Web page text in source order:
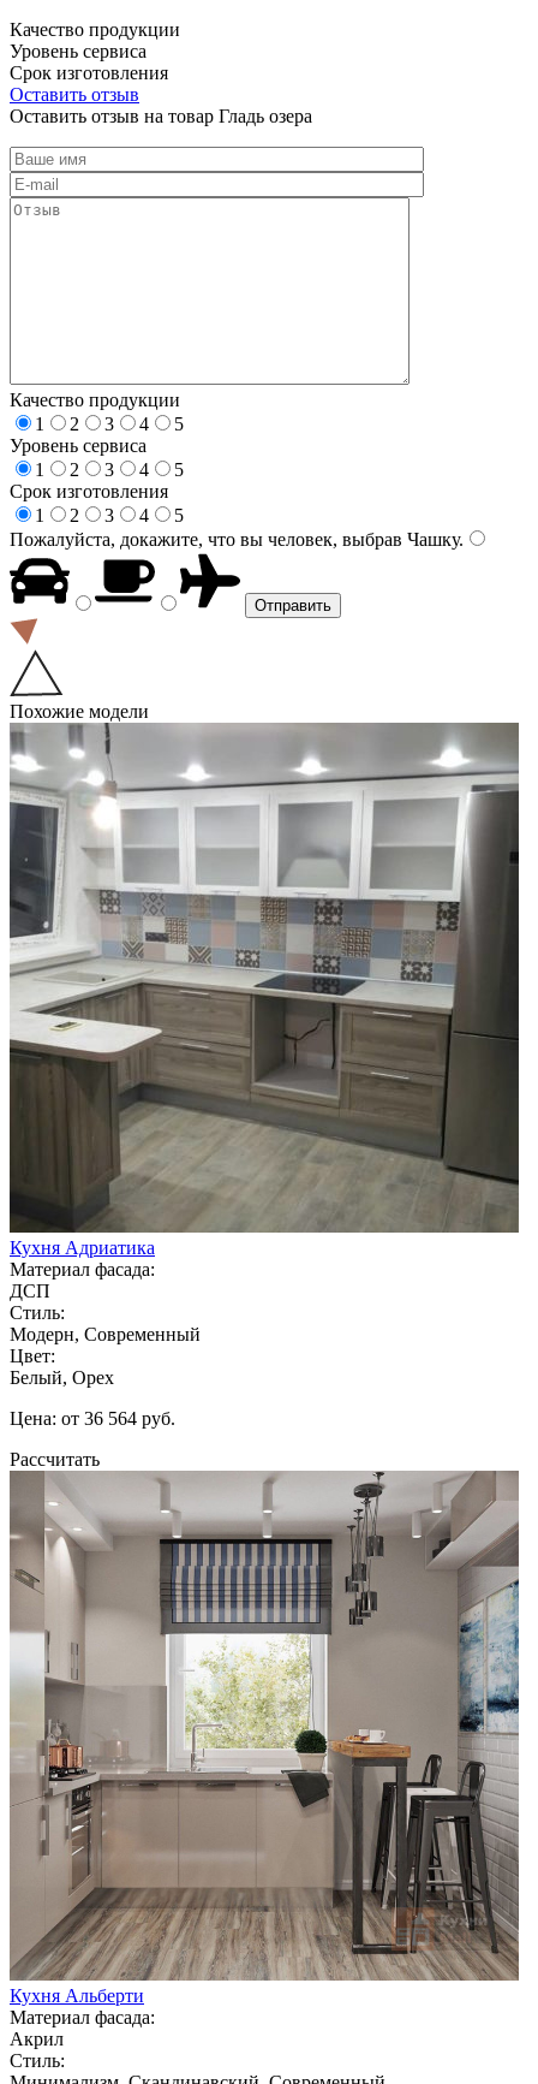
Качество продукции
Уровень сервиса
Срок изготовления
Оставить отзыв
Оставить отзыв на товар Гладь озера
Качество продукции
1
2 3 4
5
Уровень сервиса
1
2 3 4
5
Срок изготовления
1
2 3 4
5
Пожалуйста, докажите, что вы человек, выбрав Чашку.
Похожие модели
Кухня Адриатика
Материал фасада:
ДСП
Стиль:
Модерн, Современный
Цвет:
Белый, Орех
Цена: от 36 564 руб.
Рассчитать
Кухня Альберти
Материал фасада:
Акрил
Стиль: